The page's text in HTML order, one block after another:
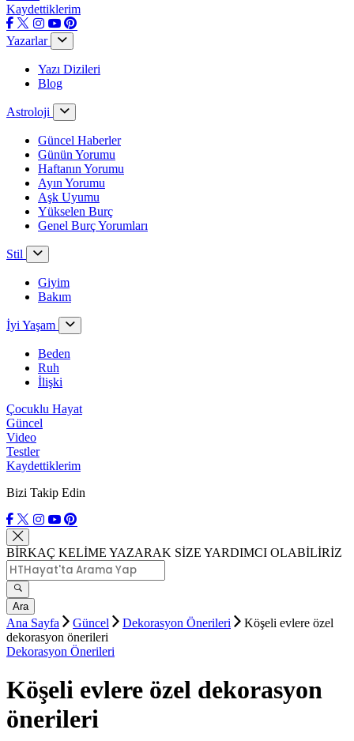
Kaydettiklerim
Yazarlar
Yazı Dizileri
Blog
Astroloji
Güncel Haberler
Günün Yorumu
Haftanın Yorumu
Ayın Yorumu
Aşk Uyumu
Yükselen Burç
Genel Burç Yorumları
Stil
Giyim
Bakım
İyi Yaşam
Beden
Ruh
İlişki
Çocuklu Hayat
Güncel
Video
Testler
Kaydettiklerim
Bizi Takip Edin
BİRKAÇ KELİME YAZARAK SİZE YARDIMCI OLABİLİRİZ
Ara
Ana Sayfa Güncel Dekorasyon Önerileri
Köşeli evlere özel
dekorasyon önerileri
Dekorasyon Önerileri
Köşeli evlere özel dekorasyon
önerileri